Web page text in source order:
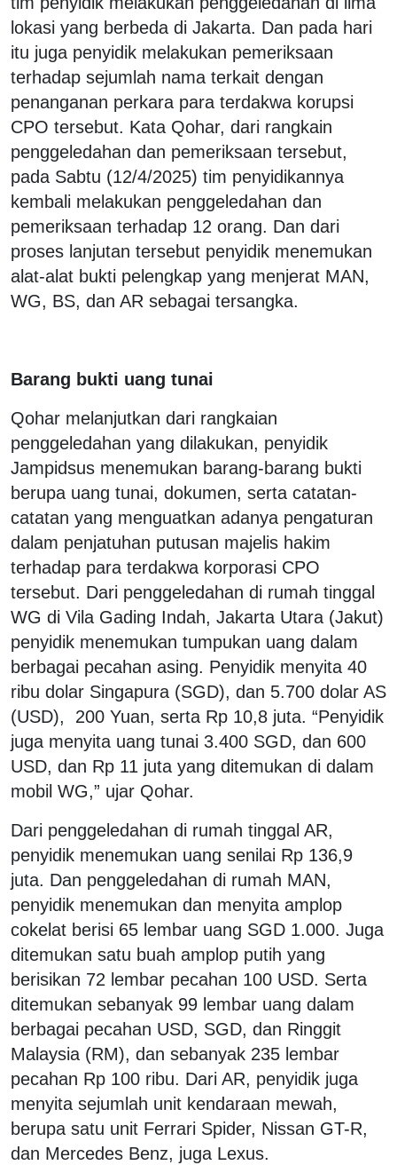
lokasi yang berbeda di Jakarta. Dan pada hari
itu juga penyidik melakukan pemeriksaan
terhadap sejumlah nama terkait dengan
penanganan perkara para terdakwa korupsi
CPO tersebut. Kata Qohar, dari rangkain
penggeledahan dan pemeriksaan tersebut,
pada Sabtu (12/4/2025) tim penyidikannya
kembali melakukan penggeledahan dan
pemeriksaan terhadap 12 orang. Dan dari
proses lanjutan tersebut penyidik menemukan
alat-alat bukti pelengkap yang menjerat MAN,
WG, BS, dan AR sebagai tersangka.
Barang bukti uang tunai
Qohar melanjutkan dari rangkaian
penggeledahan yang dilakukan, penyidik
Jampidsus menemukan barang-barang bukti
berupa uang tunai, dokumen, serta catatan-
catatan yang menguatkan adanya pengaturan
dalam penjatuhan putusan majelis hakim
terhadap para terdakwa korporasi CPO
tersebut. Dari penggeledahan di rumah tinggal
WG di Vila Gading Indah, Jakarta Utara (Jakut)
penyidik menemukan tumpukan uang dalam
berbagai pecahan asing. Penyidik menyita 40
ribu dolar Singapura (SGD), dan 5.700 dolar AS
(USD), 200 Yuan, serta Rp 10,8 juta. “Penyidik
juga menyita uang tunai 3.400 SGD, dan 600
USD, dan Rp 11 juta yang ditemukan di dalam
mobil WG,” ujar Qohar.
Dari penggeledahan di rumah tinggal AR,
penyidik menemukan uang senilai Rp 136,9
juta. Dan penggeledahan di rumah MAN,
penyidik menemukan dan menyita amplop
cokelat berisi 65 lembar uang SGD 1.000. Juga
ditemukan satu buah amplop putih yang
berisikan 72 lembar pecahan 100 USD. Serta
ditemukan sebanyak 99 lembar uang dalam
berbagai pecahan USD, SGD, dan Ringgit
Malaysia (RM), dan sebanyak 235 lembar
pecahan Rp 100 ribu. Dari AR, penyidik juga
menyita sejumlah unit kendaraan mewah,
berupa satu unit Ferrari Spider, Nissan GT-R,
dan Mercedes Benz, juga Lexus.